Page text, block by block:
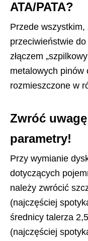
ATA/PATA?
Przede wszystkim,
przeciwieństwie
złączem
metalowych pinów
rozmieszczone w
Zwróć
parametry!
Przy wymianie
dotyczących
należy zwrócić
(najczęściej
średnicy talerza
(najczęściej